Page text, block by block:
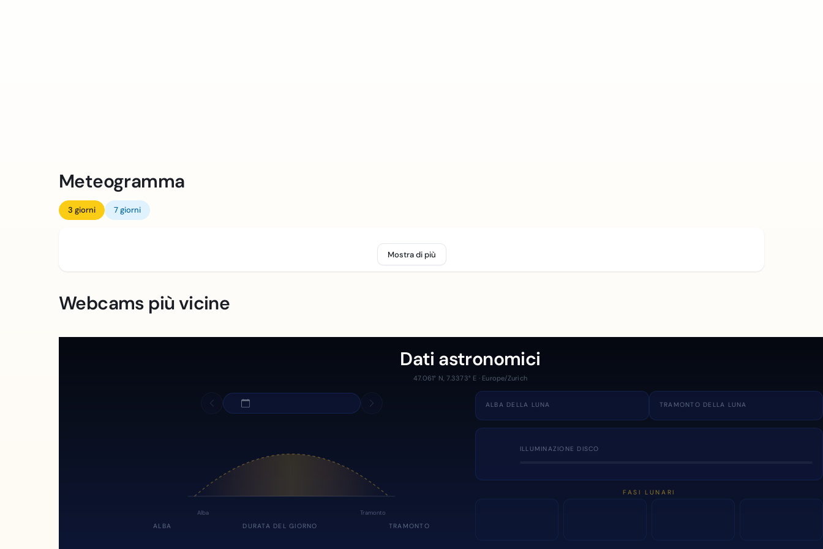
Meteogramma
3 giorni 7 giorni
Mostra di più
Webcams più vicine
Dati astronomici
47.061° N, 7.3373° E · Europe/Zurich
Alba Tramonto
ALBA DURATA DEL GIORNO TRAMONTO
ALBA DELLA LUNA TRAMONTO DELLA LUNA
ILLUMINAZIONE DISCO
FASI LUNARI